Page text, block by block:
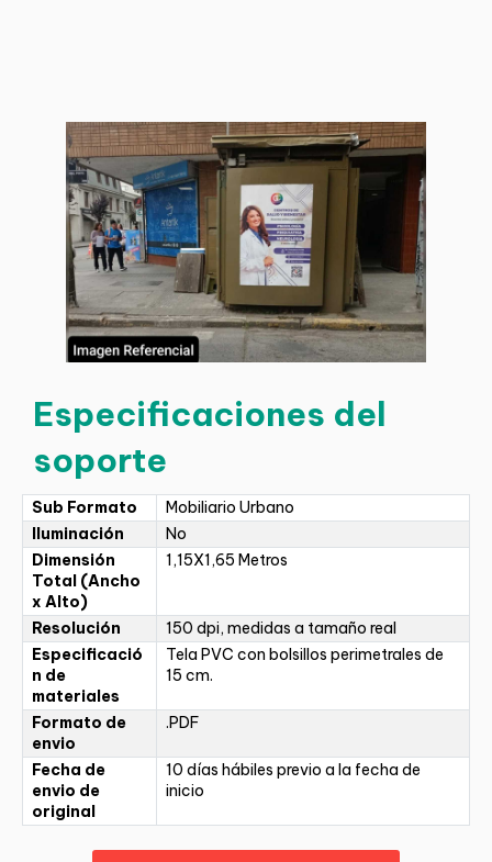
Especificaciones del
soporte
Sub Formato
Mobiliario Urbano
Iluminación
No
Dimensión
Total (Ancho
x Alto)
1,15X1,65 Metros
Resolución
150 dpi, medidas a tamaño real
Especificació
n de
materiales
Tela PVC con bolsillos perimetrales de
15 cm.
Formato de
envio
.PDF
Fecha de
envio de
original
10 días hábiles previo a la fecha de
inicio